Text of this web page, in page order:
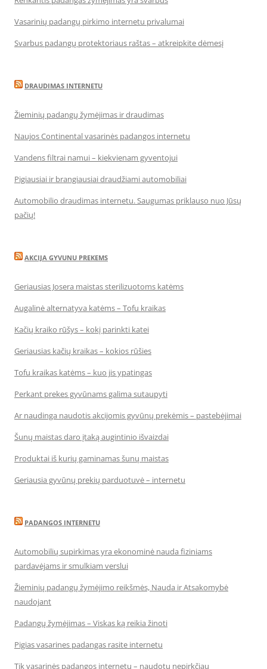
Vasarinių padangų pirkimo internetu privalumai
Svarbus padangų protektoriaus raštas – atkreipkite dėmesį
DRAUDIMAS INTERNETU
Žieminių padangų žymėjimas ir draudimas
Naujos Continental vasarinės padangos internetu
Vandens filtrai namui – kiekvienam gyventojui
Pigiausiai ir brangiausiai draudžiami automobiliai
Automobilio draudimas internetu. Saugumas priklauso nuo Jūsų
pačių!
AKCIJA GYVUNU PREKEMS
Geriausias Josera maistas sterilizuotoms katėms
Augalinė alternatyva katėms – Tofu kraikas
Kačių kraiko rūšys – kokį parinkti katei
Geriausias kačių kraikas – kokios rūšies
Tofu kraikas katėms – kuo jis ypatingas
Perkant prekes gyvūnams galima sutaupyti
Ar naudinga naudotis akcijomis gyvūnų prekėmis – pastebėjimai
Šunų maistas daro įtaką augintinio išvaizdai
Produktai iš kurių gaminamas šunų maistas
Geriausia gyvūnų prekių parduotuvė – internetu
PADANGOS INTERNETU
Automobilių supirkimas yra ekonominė nauda fiziniams
pardavėjams ir smulkiam verslui
Žieminių padangų žymėjimo reikšmės, Nauda ir Atsakomybė
naudojant
Padangų žymėjimas – Viskas ką reikia žinoti
Pigias vasarines padangas rasite internetu
Tik vasarinės padangos internetu – naudotų nepirkčiau